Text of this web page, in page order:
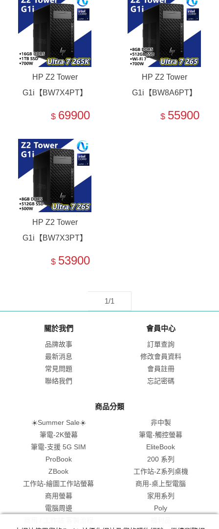
HP Z2 Tower
G1i【BW7X4PT】
$ 69900
HP Z2 Tower
G1i【BW8A6PT】
$ 55900
HP Z2 Tower
G1i【BW7X3PT】
$ 53900
1/1
關於我們
品牌故事
最新消息
常見問題
聯絡我們
會員中心
訂單查詢
修改會員資料
會員註冊
忘記密碼
商品分類
☀️Summer Sale☀️
非中製
筆電-2K螢幕
筆電-觸控螢幕
筆電-支援 5G SIM
EliteBook
ProBook
200 系列
ZBook
工作站-Z系列桌機
工作站-繪圖工作站螢幕
商用-桌上型電腦
商用螢幕
家用系列
電腦周邊
Poly